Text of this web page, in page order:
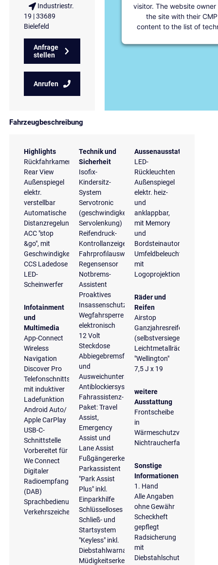
Industriestr.
19 | 33689
Bielefeld
Anfrage
stellen
Anrufen
visitor. The website
the site with their
content to the list of
Fahrzeugbeschreibung
Highlights
Rückfahrkamera
Rear View
Außenspiegel
elektr.
verstellbar
Automatische
Distanzregelung
ACC "stop
&go", mit
Geschwindigkeitsbegrenzer
CCS Ladedose
LED-
Scheinwerfer
Infotainment
und
Multimedia
App-Connect
Wireless
Navigation
Discover Pro
Telefonschnittstelle
mit induktiver
Ladefunktion
Android Auto/
Apple CarPlay
USB-C-
Schnittstelle
Vorbereitet für
We Connect
Digitaler
Radioempfang
(DAB)
Sprachbedienungssystem
Verkehrszeichenerkennung
Technik und
Sicherheit
Isofix-
Kindersitz-
System
Servotronic
(geschwindigkeitsabhängige
Servolenkung)
Reifendruck-
Kontrollanzeige
Fahrprofilauswahl
Regensensor
Notbrems-
Assistent
Proaktives
Insassenschutzsystem
Wegfahrsperre
elektronisch
12 Volt
Steckdose
Abbiegebremsfunktion
und
Ausweichunterstützung
Antiblockiersystem
Fahrassistenz-
Paket: Travel
Assist,
Emergency
Assist und
Lane Assist
Fußgängererkennung
Parkassistent
"Park Assist
Plus" inkl.
Einparkhilfe
Schlüsselloses
Schließ- und
Startsystem
"Keyless" inkl.
Diebstahlwarnanlage
Müdigkeitserkennung
Aussenausstattung
LED-
Rückleuchten
Außenspiegel
elektr. heiz-
und
anklappbar,
mit Memory
und
Bordsteinautomatik
Umfeldbeleuchtung
mit
Logoprojektion
Räder und
Reifen
Airstop
Ganzjahresreifen
(selbstversiegelnd)
Leichtmetallräder
"Wellington"
7,5 J x 19
weitere
Ausstattung
Frontscheibe
in
Wärmeschutzverglasung
Nichtraucherfahrzeug
Sonstige
Informationen
1. Hand
Alle Angaben
ohne Gewähr
Scheckheft
gepflegt
Radsicherung
mit
Diebstahlschutz